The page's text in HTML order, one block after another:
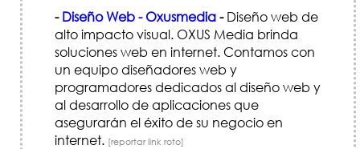
- Diseño Web - Oxusmedia-Diseño web de
alto impacto visual. OXUS Media brinda
soluciones web en internet. Contamos con
un equipo diseñadores web y
programadores dedicados al diseño web y
al desarrollo de aplicaciones que
asegurarán el éxito de su negocio en
internet. [reportar link roto]